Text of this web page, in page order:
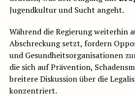
Jugendkultur und Sucht angeht.
Während die Regierung weiterhin
Abschreckung setzt, fordern
und Gesundheitsorganisationen
die sich auf Prävention,
breitere Diskussion über die
konzentriert.